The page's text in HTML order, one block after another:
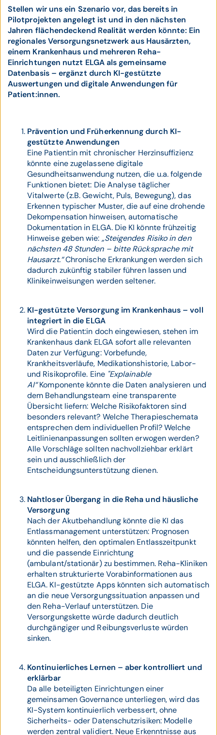
Stellen wir uns ein Szenario vor, das bereits in
Pilotprojekten angelegt ist und in den nächsten
Jahren flächendeckend Realität werden könnte: Ein
regionales Versorgungsnetzwerk aus Hausärzten,
einem Krankenhaus und mehreren Reha-
Einrichtungen nutzt ELGA als gemeinsame
Datenbasis – ergänzt durch KI-gestützte
Auswertungen und digitale Anwendungen für
Patient:innen.
Prävention und Früh­erkennung durch KI-
gestützte Anwendungen
Eine Patient:in mit chronischer Herzinsuffizienz
könnte eine zugelassene digitale
Gesundheitsanwendung nutzen, die u.a. folgende
Funktionen bietet: Die Analyse täglicher
Vitalwerte (z.B. Gewicht, Puls, Bewegung), das
Erkennen typischer Muster, die auf eine drohende
Dekompensation hinweisen, automatische
Dokumentation in ELGA. Die KI könnte frühzeitig
Hinweise geben wie: „Steigendes Risiko in den
nächsten 48 Stunden – bitte Rücksprache mit
Hausarzt.“Chronische Erkrankungen werden sich
dadurch zukünftig stabiler führen lassen und
Klinikeinweisungen werden seltener.
KI-gestützte Versorgung im Krankenhaus – voll
integriert in die ELGA
Wird die Patient:in doch eingewiesen, stehen im
Krankenhaus dank ELGA sofort alle relevanten
Daten zur Verfügung: Vorbefunde,
Krankheitsverläufe, Medikationshistorie, Labor-
und Risikoprofile. Eine "Explainable
AI“Komponente könnte die Daten analysieren und
dem Behandlungsteam eine transparente
Übersicht liefern: Welche Risikofaktoren sind
besonders relevant? Welche Therapieschemata
entsprechen dem individuellen Profil? Welche
Leitlinienanpassungen sollten erwogen werden?
Alle Vorschläge sollten nachvollziehbar erklärt
sein und ausschließlich der
Entscheidungsunterstützung dienen.
Nahtloser Übergang in die Reha und häusliche
Versorgung
Nach der Akutbehandlung könnte die KI das
Entlassmanagement unterstützen: Prognosen
könnten helfen, den optimalen Entlasszeitpunkt
und die passende Einrichtung
(ambulant/stationär) zu bestimmen. Reha-Kliniken
erhalten strukturierte Vorabinformationen aus
ELGA. KI-gestützte Apps könnten sich automatisch
an die neue Versorgungssituation anpassen und
den Reha-Verlauf unterstützen. Die
Versorgungskette würde dadurch deutlich
durchgängiger und Reibungsverluste würden
sinken.
Kontinuierliches Lernen – aber kontrolliert und
erklärbar
Da alle beteiligten Einrichtungen einer
gemeinsamen Governance unterliegen, wird das
KI-System kontinuierlich verbessert, ohne
Sicherheits- oder Datenschutzrisiken: Modelle
werden zentral validiert. Neue Erkenntnisse aus